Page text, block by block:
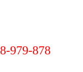
979-878